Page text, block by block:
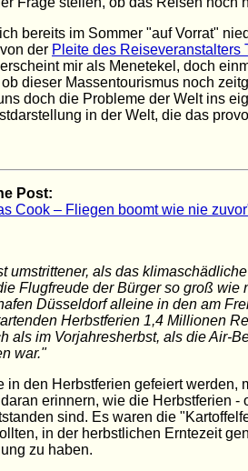
bereits im Sommer "auf Vorrat"
der Pleite des Reiseveranstalters
mir als Menetekel, doch
dieser Massentourismus noch
doch die Probleme der Welt ins
in der Welt, die das
Post:
Cook – Fliegen boomt wie nie
umstrittener, als das
Flugfreude der Bürger so groß wie
Düsseldorf alleine in den am
Herbstferien 1,4 Millionen
als im Vorjahresherbst, als die Air-
war."
in den Herbstferien gefeiert werden,
erinnern, wie die Herbstferien -
sind. Es waren die
in der herbstlichen Erntezeit
zu haben.